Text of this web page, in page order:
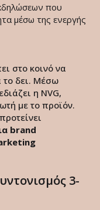
που
μέσω της ενεργής
στο κοινό να
το δει. Μέσω
η NVG,
με το προϊόν.
brand
3-